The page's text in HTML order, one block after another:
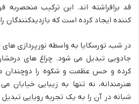
قد برافراشته اند. این ترکیب منحصربه
کننده ایجاد کرده است که بازدیدکنندگان
در شب، تورسکایا به واسطه نورپردازی
جادویی تبدیل می شود. چراغ های
کرده و حس عظمت و شکوه را دوچندان می
هنرمندانه، نه تنها به زیبایی خیابان
شبانه در آن را به یک تجربه رویایی